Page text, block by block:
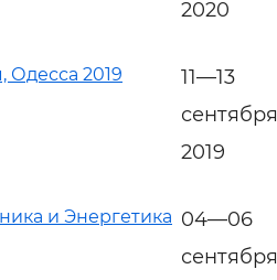
2020
Одесса 2019
11—13
сентября
2019
и Энергетика 04—06
сентября